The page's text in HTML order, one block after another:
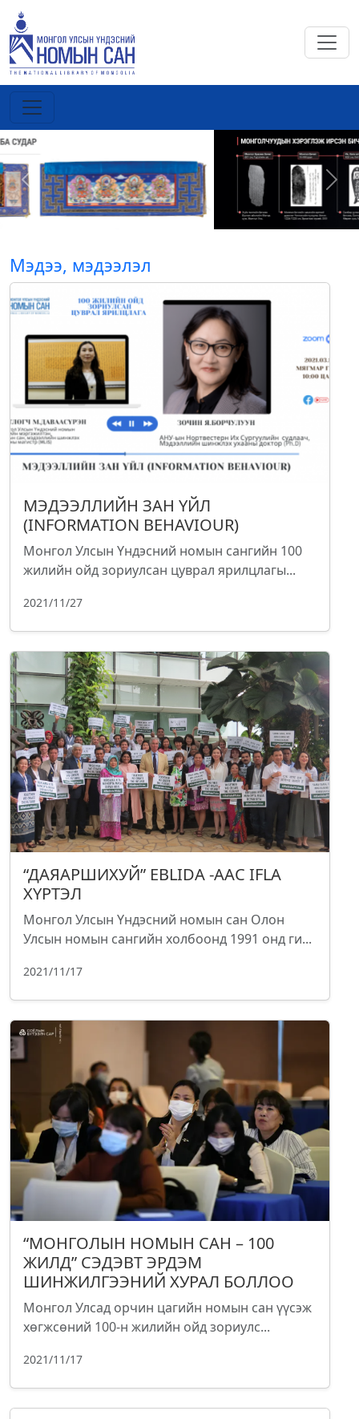
Previous Next
Мэдээ, мэдээлэл
МЭДЭЭЛЛИЙН ЗАН ҮЙЛ
(INFORMATION BEHAVIOUR)
Монгол Улсын Үндэсний номын сангийн 100
жилийн ойд зориулсан цуврал ярилцлагы...
2021/11/27
“ДАЯАРШИХУЙ” EBLIDA -ААС IFLA
ХҮРТЭЛ
Монгол Улсын Үндэсний номын сан Олон
Улсын номын сангийн холбоонд 1991 онд ги...
2021/11/17
“МОНГОЛЫН НОМЫН САН – 100
ЖИЛД” СЭДЭВТ ЭРДЭМ
ШИНЖИЛГЭЭНИЙ ХУРАЛ БОЛЛОО
Монгол Улсад орчин цагийн номын сан үүсэж
хөгжсөний 100-н жилийн ойд зориулс...
2021/11/17